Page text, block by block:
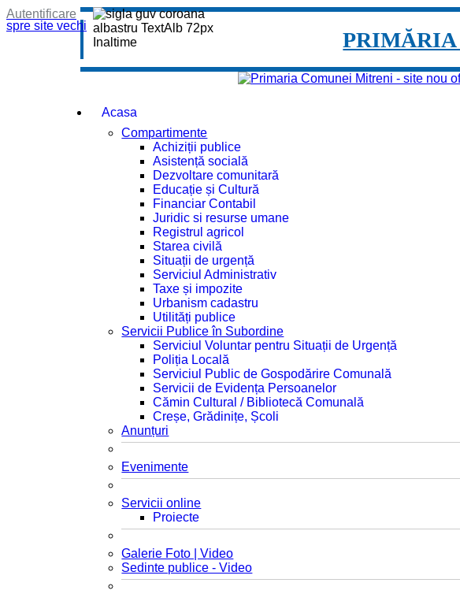
spre site vechi
Autentificare
Acasa
Compartimente
Achiziții publice
Asistență socială
Dezvoltare comunitară
Educație și Cultură
Financiar Contabil
Juridic si resurse umane
Registrul agricol
Starea civilă
Situații de urgență
Serviciul Administrativ
Taxe și impozite
Urbanism cadastru
Utilități publice
Servicii Publice în Subordine
Serviciul Voluntar pentru Situații de Urgență
Poliția Locală
Serviciul Public de Gospodărire Comunală
Servicii de Evidența Persoanelor
Cămin Cultural / Bibliotecă Comunală
Creșe, Grădinițe, Școli
Anunțuri
Evenimente
Servicii online
Proiecte
Galerie Foto | Video
Sedinte publice - Video